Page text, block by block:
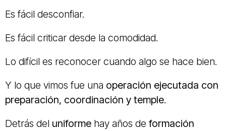
Es fácil desconfiar.
Es fácil criticar desde la comodidad.
Lo difícil es reconocer cuando algo se hace bien.
Y lo que vimos fue una operación ejecutada con
preparación, coordinación y temple.
Detrás del uniforme hay años de formación